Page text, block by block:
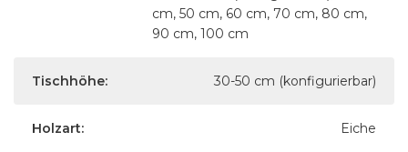
cm, 50 cm, 60 cm, 70 cm, 80 cm,
90 cm, 100 cm
Tischhöhe: 30-50 cm (konfigurierbar)
Holzart: Eiche